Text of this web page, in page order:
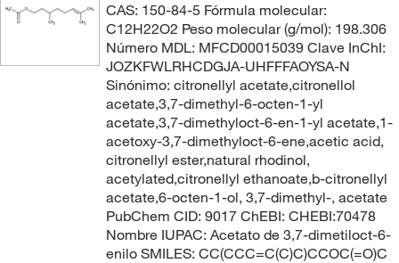
CAS: 150-84-5 Fórmula molecular:
C12H22O2 Peso molecular (g/mol): 198.306
Número MDL: MFCD00015039 Clave InChI:
JOZKFWLRHCDGJA-UHFFFAOYSA-N
Sinónimo: citronellyl acetate,citronellol
acetate,3,7-dimethyl-6-octen-1-yl
acetate,3,7-dimethyloct-6-en-1-yl acetate,1-
acetoxy-3,7-dimethyloct-6-ene,acetic acid,
citronellyl ester,natural rhodinol,
acetylated,citronellyl ethanoate,b-citronellyl
acetate,6-octen-1-ol, 3,7-dimethyl-, acetate
PubChem CID: 9017 ChEBI: CHEBI:70478
Nombre IUPAC: Acetato de 3,7-dimetiloct-6-
enilo SMILES: CC(CCC=C(C)C)CCOC(=O)C